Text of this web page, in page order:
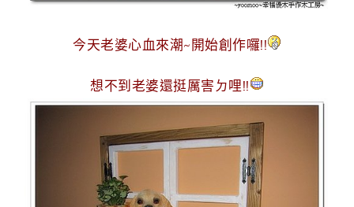
今天老婆心血來潮~開始創作囉!!
想不到老婆還挺厲害ㄉ哩!!